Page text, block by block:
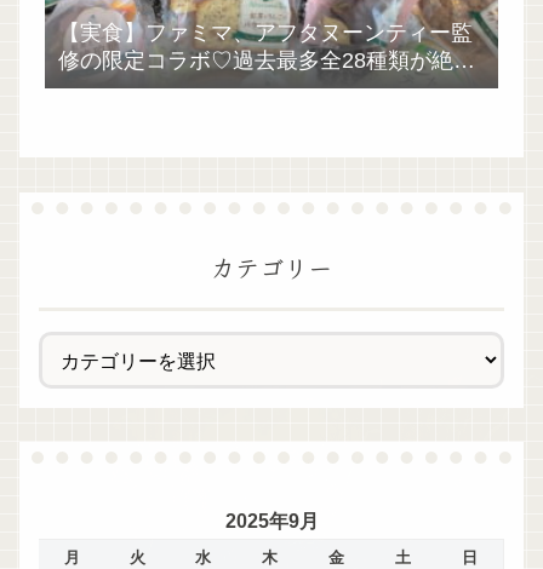
【実食】ファミマ、アフタヌーンティー監
修の限定コラボ♡過去最多全28種類が絶品
過ぎた！
カテゴリー
2025年9月
月 火 水 木 金 土
日